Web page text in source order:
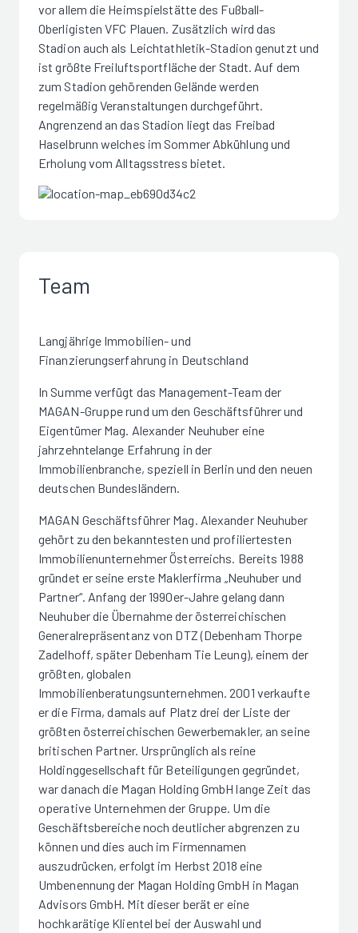
vor allem die Heimspielstätte des Fußball-
Oberligisten VFC Plauen. Zusätzlich wird das
Stadion auch als Leichtathletik-Stadion genutzt und
ist größte Freiluftsportfläche der Stadt. Auf dem
zum Stadion gehörenden Gelände werden
regelmäßig Veranstaltungen durchgeführt.
Angrenzend an das Stadion liegt das Freibad
Haselbrunn welches im Sommer Abkühlung und
Erholung vom Alltagsstress bietet.
Team
Langjährige Immobilien- und
Finanzierungserfahrung in Deutschland
In Summe verfügt das Management-Team der
MAGAN-Gruppe rund um den Geschäftsführer und
Eigentümer Mag. Alexander Neuhuber eine
jahrzehntelange Erfahrung in der
Immobilienbranche, speziell in Berlin und den neuen
deutschen Bundesländern.
MAGAN Geschäftsführer Mag. Alexander Neuhuber
gehört zu den bekanntesten und profiliertesten
Immobilienunternehmer Österreichs. Bereits 1988
gründet er seine erste Maklerfirma „Neuhuber und
Partner“. Anfang der 1990er-Jahre gelang dann
Neuhuber die Übernahme der österreichischen
Generalrepräsentanz von DTZ (Debenham Thorpe
Zadelhoff, später Debenham Tie Leung), einem der
größten, globalen
Immobilienberatungsunternehmen. 2001 verkaufte
er die Firma, damals auf Platz drei der Liste der
größten österreichischen Gewerbemakler, an seine
britischen Partner. Ursprünglich als reine
Holdinggesellschaft für Beteiligungen gegründet,
war danach die Magan Holding GmbH lange Zeit das
operative Unternehmen der Gruppe. Um die
Geschäftsbereiche noch deutlicher abgrenzen zu
können und dies auch im Firmennamen
auszudrücken, erfolgt im Herbst 2018 eine
Umbenennung der Magan Holding GmbH in Magan
Advisors GmbH. Mit dieser berät er eine
hochkarätige Klientel bei der Auswahl und